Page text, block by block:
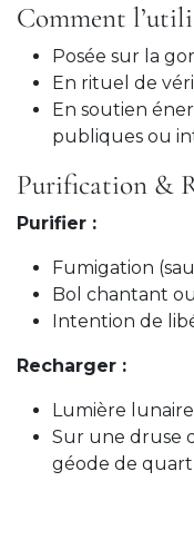
Comment
Posée sur la
En rituel de
En soutien
publiques ou
Purification &
Purifier :
Fumigation
Bol chantant
Intention de
Recharger :
Lumière
Sur une druse
géode de